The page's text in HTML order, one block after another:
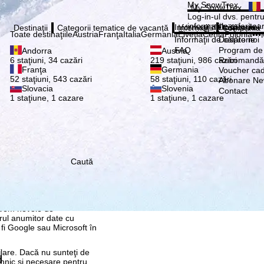
pe care noi, TravelTrex
folosind informații
anumitor date cu
Google sau Microsoft în
Dacă nu sunteţi de
și necesare pentru
Abonează
My SnowTrex
My SnowTrex
Log-in-ul dvs.
informaţiile
Vă
Destinaţii
Toate destinaţiileAustriaFranţaItaliaGermaniaElveţiaCehiaPolonia•••
Andorra
6 staţiuni, 34 cazări
Austria
219 staţiuni, 986 cazări
Franţa
52 staţiuni, 543 cazări
Germania
58 staţiuni, 110 cazări
Slovacia
1 staţiune, 1 cazare
Slovenia
1 staţiune, 1 cazare
Categorii tematice de vacanță Informaţii
Informaţii de călătorie
Informaţii de călătorie
FAQ
Compania
Despre noi
Despre noi
Program
Voucher
Abonare
Contact
Caută